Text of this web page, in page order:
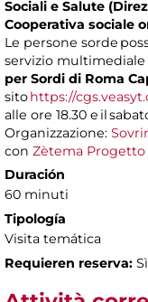
Sociali e Salute
Cooperativa sociale
Le persone sorde
servizio
per Sordi di Roma
sitohttps://
alle ore 18.30 e il
Organizzazione:
con Zètema Progetto
Duración
60 minuti
Tipología
Visita temática
Requieren reserva: Sì